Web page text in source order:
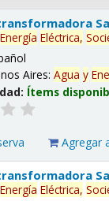
Energía Eléctrica,
Aires:Agua y
Ítems
Agregar
Energía Eléctrica,